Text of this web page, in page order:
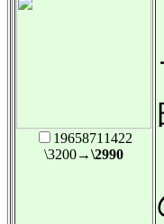
19658711422
\3200→\2990